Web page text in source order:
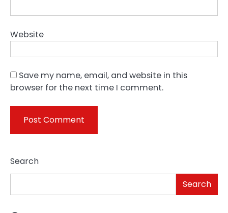
Website
Save my name, email, and website in this
browser for the next time I comment.
Search
Search